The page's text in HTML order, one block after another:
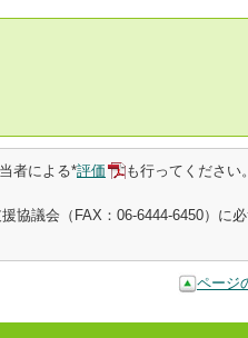
者による*評価
も行ってください
協議会（FAX：06-6444-6450）に必
ページ